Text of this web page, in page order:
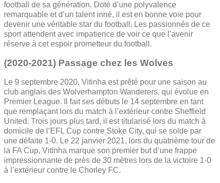
football de sa génération. Doté d’une polyvalence
remarquable et d’un talent inné, il est en bonne voie pour
devenir une véritable star du football. Les passionnés de ce
sport attendent avec impatience de voir ce que l’avenir
réserve à cet espoir prometteur du football.
(2020-2021) Passage chez les Wolves
Le 9 septembre 2020, Vitinha est prêté pour une saison au
club anglais des Wolverhampton Wanderers, qui évolue en
Premier League. Il fait ses débuts le 14 septembre en tant
que remplaçant lors du match à l’extérieur contre Sheffield
United. Trois jours plus tard, il est titularisé lors du match à
domicile de l’EFL Cup contre Stoke City, qui se solde par
une défaite 1-0. Le 22 janvier 2021, lors du quatrième tour de
la FA Cup, Vitinha marque son premier but d’une frappe
impressionnante de près de 30 mètres lors de la victoire 1-0
à l’extérieur contre le Chorley FC.